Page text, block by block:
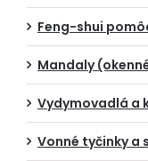
Feng-shui
Mandaly
Vydymovadlá a
Vonné tyčinky a